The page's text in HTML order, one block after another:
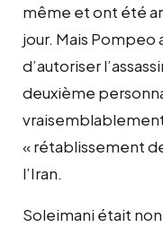
même et ont été
jour. Mais Pompeo
d’autoriser
deuxième
« rétablissement
l’Iran.
Soleimani était